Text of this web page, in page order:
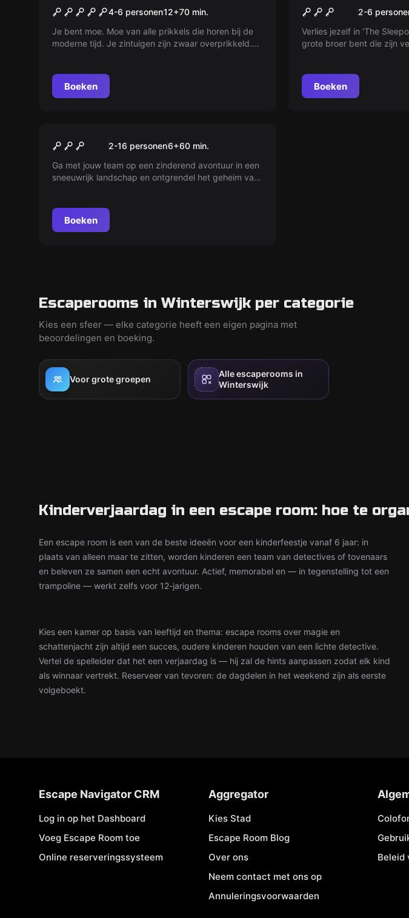
Senses 4-6 personen12+70 min.
Je bent moe. Moe van alle prikkels die horen bij de
moderne tijd. Je zintuigen zijn zwaar overprikkeld.
stap te zetten?
Boeken
The Sleepover
2-6
Verlies jezelf in 'The
grote broer bent die zijn
Boeken
Nieuw
Winterwonderland
2-16 personen6+60 min.
Ga met jouw team op een zinderend avontuur in een
sneeuwrijk landschap en ontgrendel het geheim van
verrassingen en behaal de ultieme prijs. Heb jij wat
nodig is om te ontsnappen?
Boeken
Escaperooms in Winterswijk per categorie
Kies een sfeer — elke categorie heeft een eigen pagina met
beoordelingen en boeking.
Voor grote groepen
Alle escaperooms in
Winterswijk
Kinderverjaardag in een escape room: hoe te
Een escape room is een van de beste ideeën voor een kinderfeestje vanaf 6 jaar: in
plaats van alleen maar te zitten, worden kinderen een team van detectives of tovenaars
en beleven ze samen een echt avontuur. Actief, memorabel en — in tegenstelling tot een
trampoline — werkt zelfs voor 12-jarigen.
Kies een kamer op basis van leeftijd en thema: escape rooms over magie en
schattenjacht zijn altijd een succes, oudere kinderen houden van een lichte detective.
Vertel de spelleider dat het een verjaardag is — hij zal de hints aanpassen zodat elk kind
als winnaar vertrekt. Reserveer van tevoren: de dagdelen in het weekend zijn als eerste
volgeboekt.
Escape Navigator CRM
Log in op het Dashboard
Voeg Escape Room toe
Online reserveringssysteem
Aggregator
Kies Stad
Escape Room Blog
Over ons
Neem contact met ons op
Annuleringsvoorwaarden
Beleid